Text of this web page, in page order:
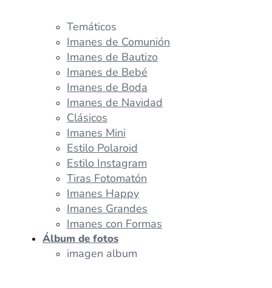
Temáticos
Imanes de Comunión
Imanes de Bautizo
Imanes de Bebé
Imanes de Boda
Imanes de Navidad
Clásicos
Imanes Mini
Estilo Polaroid
Estilo Instagram
Tiras Fotomatón
Imanes Happy
Imanes Grandes
Imanes con Formas
Álbum de fotos
imagen album